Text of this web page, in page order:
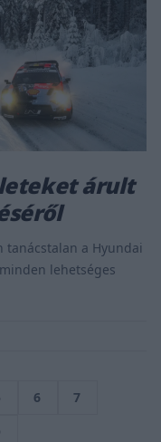
árult
a Hyundai
lehetséges
6
7